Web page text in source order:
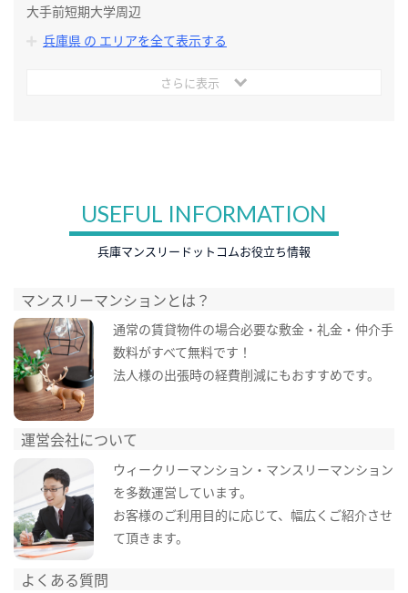
大手前短期大学周辺
兵庫県 の エリアを全て表示する
さらに表示
USEFUL INFORMATION
兵庫マンスリードットコムお役立ち情報
マンスリーマンションとは？
通常の賃貸物件の場合必要な敷金・礼金・仲介手
数料がすべて無料です！
法人様の出張時の経費削減にもおすすめです。
運営会社について
ウィークリーマンション・マンスリーマンション
を多数運営しています。
お客様のご利用目的に応じて、幅広くご紹介させ
て頂きます。
よくある質問